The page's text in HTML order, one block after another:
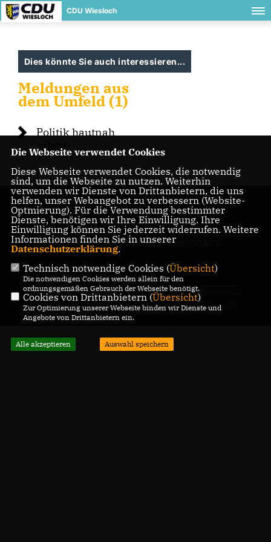
CDU Wiesloch
Dies könnte Sie auch interessieren...
Meldungen aus
dem Umfeld (1)
Politik hautnah
erlebt
IMPRESSUM DATENSCHUTZ
CDU Baiertal
@2026 CDU Ortsverband
Wiesloch
Alle Rechte vorbehalten.
Realisation: Sharkness Media
GmbH & Co. KG
Die Webseite verwendet Cookies
Diese Webseite verwendet Cookies, die notwendig
sind, um die Webseite zu nutzen. Weiterhin
verwenden wir Dienste von Drittanbietern, die uns
helfen, unser Webangebot zu verbessern (Website-
Optmierung). Für die Verwendung bestimmter
Dienste, benötigen wir Ihre Einwilligung. Ihre
Einwilligung können Sie jederzeit widerrufen. Weitere
Informationen finden Sie in unserer
Datenschutzerklärung.
Technisch notwendige Cookies (Übersicht)
Die notwendigen Cookies werden allein für den
ordnungsgemäßen Gebrauch der Webseite benötigt.
Cookies von Drittanbietern (Übersicht)
Zur Optimierung unserer Webseite binden wir Dienste und
Angebote von Drittanbietern ein.
Alle akzeptieren Auswahl speichern